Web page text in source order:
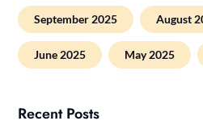
September 2025 August
June 2025 May 2025
Recent Posts